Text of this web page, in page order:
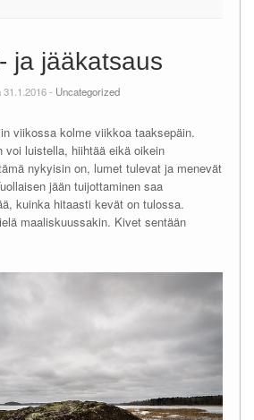
ja jääkatsaus
31.1.2016 - Uncategorized
viikossa kolme viikkoa taaksepäin.
voi luistella, hiihtää eikä oikein
nykyisin on, lumet tulevat ja menevät
jään tuijottaminen saa
kuinka hitaasti kevät on tulossa.
maaliskuussakin. Kivet sentään